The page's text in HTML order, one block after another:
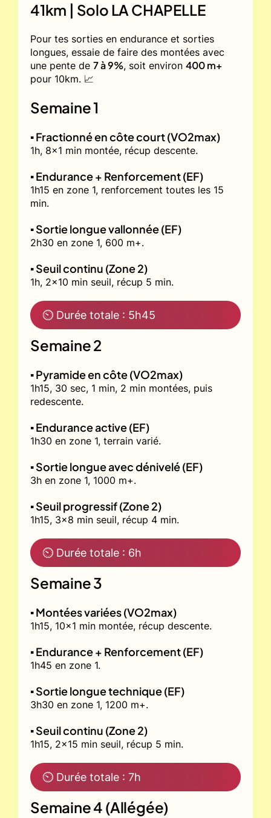
41km | Solo LA CHAPELLE
Pour tes sorties en endurance et sorties
longues, essaie de faire des montées avec
une pente de 7 à 9%, soit environ 400 m+
pour 10km. 📈
Semaine 1
▪️ Fractionné en côte court (VO2max)
1h, 8x1 min montée, récup descente.
▪️ Endurance + Renforcement (EF)
1h15 en zone 1, renforcement toutes les 15
min.
▪️ Sortie longue vallonnée (EF)
2h30 en zone 1, 600 m+.
▪️ Seuil continu (Zone 2)
1h, 2x10 min seuil, récup 5 min.
⏲ Durée totale : 5h45
Semaine 2
▪️ Pyramide en côte (VO2max)
1h15, 30 sec, 1 min, 2 min montées, puis
redescente.
▪️ Endurance active (EF)
1h30 en zone 1, terrain varié.
▪️ Sortie longue avec dénivelé (EF)
3h en zone 1, 1000 m+.
▪️ Seuil progressif (Zone 2)
1h15, 3x8 min seuil, récup 4 min.
⏲ Durée totale : 6h
Semaine 3
▪️ Montées variées (VO2max)
1h15, 10x1 min montée, récup descente.
▪️ Endurance + Renforcement (EF)
1h45 en zone 1.
▪️ Sortie longue technique (EF)
3h30 en zone 1, 1200 m+.
▪️ Seuil continu (Zone 2)
1h15, 2x15 min seuil, récup 5 min.
⏲ Durée totale : 7h
Semaine 4 (Allégée)